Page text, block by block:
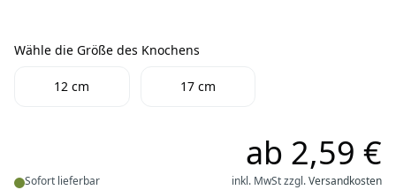
Wähle die Größe des Knochens
12 cm 17 cm
Sofort lieferbar
ab 2,59 €
inkl. MwSt zzgl.Versandkosten